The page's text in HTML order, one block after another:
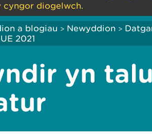
cyngor diogelwch.
a blogiau > Newyddion >
2021
yn